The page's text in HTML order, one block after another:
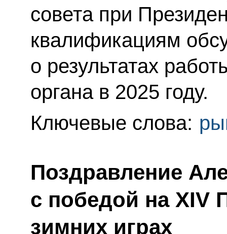
совета при
квалификациям
о результатах
органа в 2025 году.
Ключевые слова:
Поздравление
с победой на XIV
зимних играх